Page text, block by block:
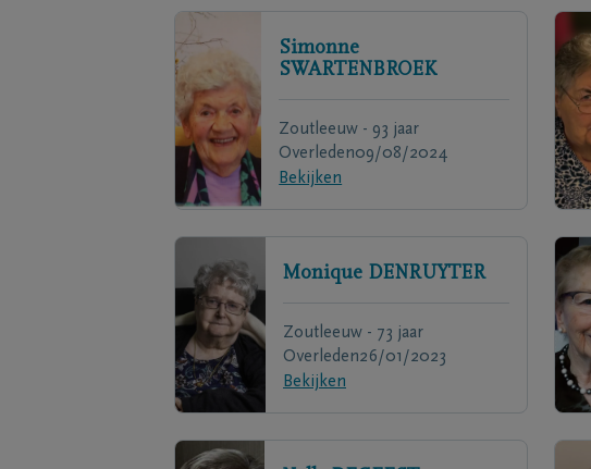
Simonne
SWARTENBROEK
Zoutleeuw - 93 jaar
Overleden09/08/2024
Bekijken
Monique DENRUYTER
Zoutleeuw - 73 jaar
Overleden26/01/2023
Bekijken